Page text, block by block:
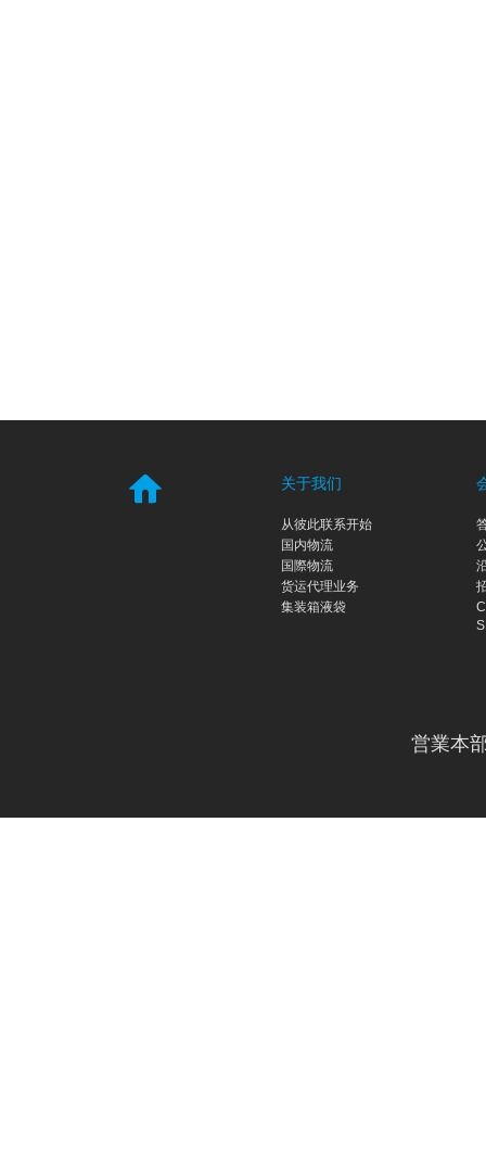
关于我们
从彼此联系开始
国内物流
国際物流
货运代理业务
集装箱液袋
営業本